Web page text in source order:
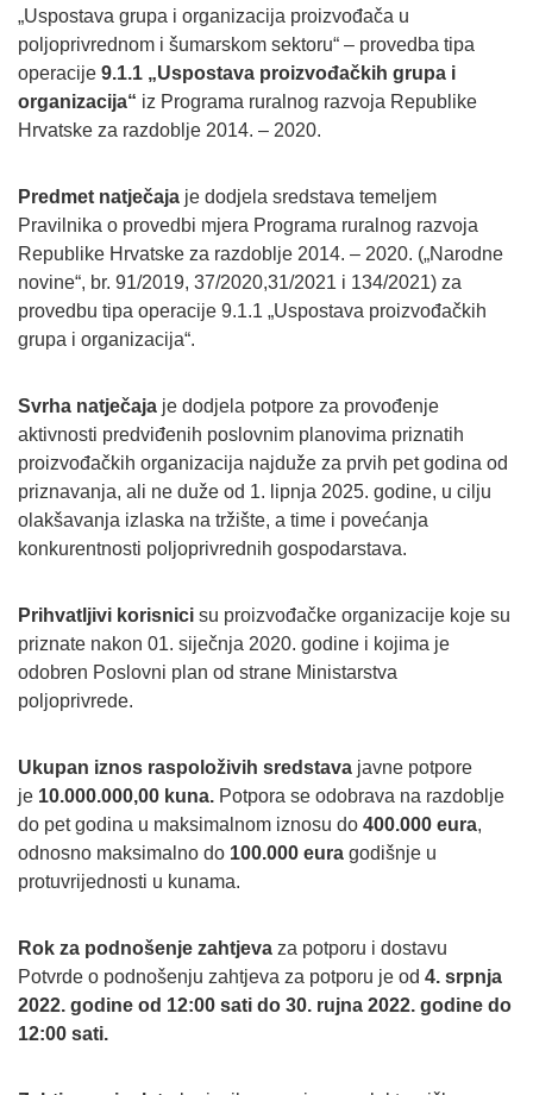
„Uspostava grupa i organizacija proizvođača u
poljoprivrednom i šumarskom sektoru“ – provedba tipa
operacije 9.1.1 „Uspostava proizvođačkih grupa i
organizacija“ iz Programa ruralnog razvoja Republike
Hrvatske za razdoblje 2014. – 2020.
Predmet natječaja je dodjela sredstava temeljem
Pravilnika o provedbi mjera Programa ruralnog razvoja
Republike Hrvatske za razdoblje 2014. – 2020. („Narodne
novine“, br. 91/2019, 37/2020,31/2021 i 134/2021) za
provedbu tipa operacije 9.1.1 „Uspostava proizvođačkih
grupa i organizacija“.
Svrha natječaja je dodjela potpore za provođenje
aktivnosti predviđenih poslovnim planovima priznatih
proizvođačkih organizacija najduže za prvih pet godina od
priznavanja, ali ne duže od 1. lipnja 2025. godine, u cilju
olakšavanja izlaska na tržište, a time i povećanja
konkurentnosti poljoprivrednih gospodarstava.
Prihvatljivi korisnici su proizvođačke organizacije koje su
priznate nakon 01. siječnja 2020. godine i kojima je
odobren Poslovni plan od strane Ministarstva
poljoprivrede.
Ukupan iznos raspoloživih sredstava javne potpore
je 10.000.000,00 kuna. Potpora se odobrava na razdoblje
do pet godina u maksimalnom iznosu do 400.000 eura,
odnosno maksimalno do 100.000 eura godišnje u
protuvrijednosti u kunama.
Rok za podnošenje zahtjeva za potporu i dostavu
Potvrde o podnošenju zahtjeva za potporu je od 4. srpnja
2022. godine od 12:00 sati do 30. rujna 2022. godine do
12:00 sati.